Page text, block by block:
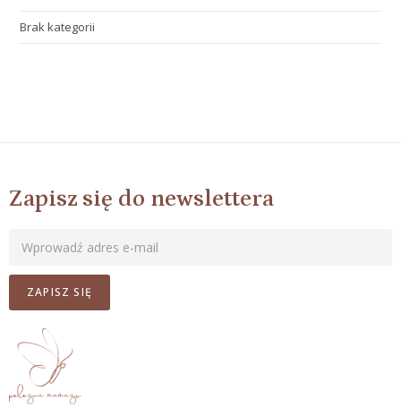
Brak kategorii
Zapisz się do newslettera
ZAPISZ SIĘ